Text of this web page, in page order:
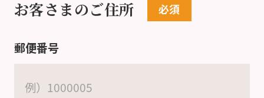
お客さまのご住所
郵便番号